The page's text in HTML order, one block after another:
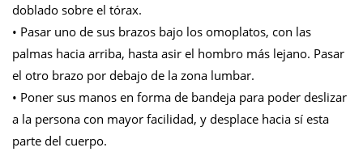
doblado sobre el tórax.
• Pasar uno de sus brazos bajo los omoplatos, con las
palmas hacia arriba, hasta asir el hombro más lejano. Pasar
el otro brazo por debajo de la zona lumbar.
• Poner sus manos en forma de bandeja para poder deslizar
a la persona con mayor facilidad, y desplace hacia sí esta
parte del cuerpo.